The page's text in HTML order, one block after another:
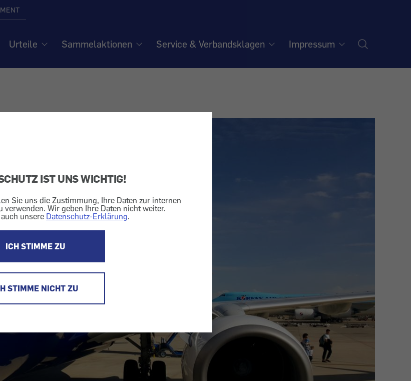
IST UNS WICHTIG!
Sie uns die Zustimmung, Ihre Daten zur internen
verwenden. Wir geben Ihre Daten nicht weiter.
unsere Datenschutz-Erklärung.
ICH STIMME ZU
STIMME NICHT ZU
Urteile Sammelaktionen Service & Verbandsklagen Impressum